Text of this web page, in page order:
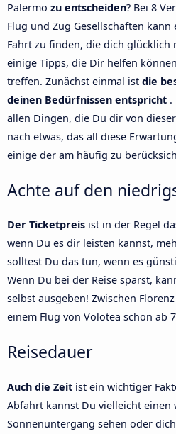
Palermo zu entscheiden? Bei 8
Flug und Zug Gesellschaften
Fahrt zu finden, die dich glücklich
einige Tipps, die Dir helfen
treffen. Zunächst einmal ist die
deinen Bedürfnissen entspricht .
allen Dingen, die Du dir von
nach etwas, das all diese
einige der am häufig zu
Achte auf den
Der Ticketpreis ist in der Regel
wenn Du es dir leisten kannst,
solltest Du das tun, wenn es
Wenn Du bei der Reise sparst,
selbst ausgeben! Zwischen
einem Flug von Volotea schon ab
Reisedauer
Auch die Zeit ist ein wichtiger
Abfahrt kannst Du vielleicht einen
Sonnenuntergang sehen oder